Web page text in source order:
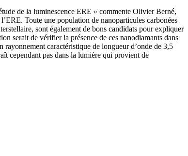
de la luminescence ERE » commente Olivier Berné,
Toute une population de nanoparticules carbonées
sont également de bons candidats pour expliquer
serait de vérifier la présence de ces nanodiamants dans
rayonnement caractéristique de longueur d’onde de 3,5
cependant pas dans la lumière qui provient de